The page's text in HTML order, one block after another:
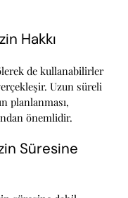
Hakkı
de kullanabilirler
Uzun süreli
planlanması,
önemlidir.
Süresine